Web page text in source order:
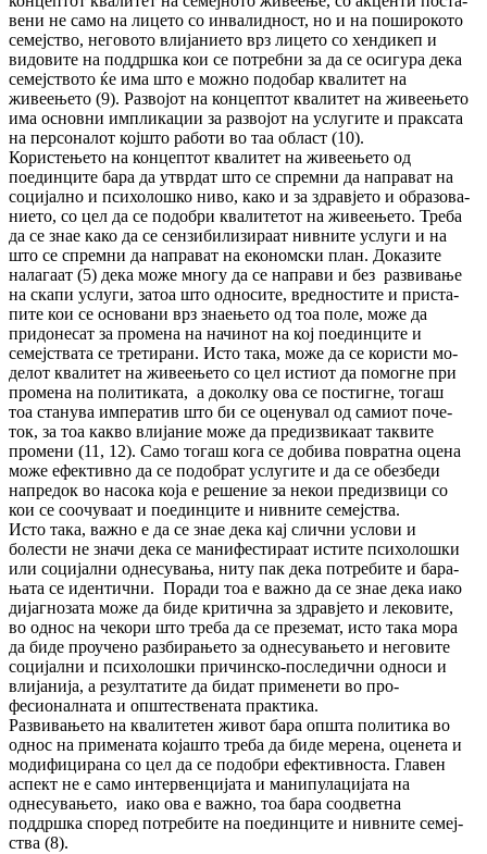
вени не само на лицето со инвалидност, но и на поширокото
семејство, неговото вли­ја­ние­то врз лицето со хендикеп и
видовите на под­дршка кои се потребни за да се осигура дека
семејството ќе има што е можно по­до­бар квалитет на
живеењето (9). Развојот на кон­цептот квалитет на живеењето
има ос­нов­ни импликации за развојот на услугите и прак­сата
на персоналот којшто работи во таа област (10).
Користењето на концептот квалитет на жи­вее­њето од
поединците бара да утврдат што се спремни да направат на
социјално и пси­хо­лошко ниво, како и за здравјето и об­ра­зо­ва­
нието, со цел да се подобри квалитетот на жи­веењето. Треба
да се знае како да се сен­зи­би­лизираат нивните услуги и на
што се спрем­ни да направат на економски план. До­ка­зи­те
налагаат (5) дека може многу да се на­прави и без развивање
на скапи услуги, за­тоа што односите, вредностите и при­ста­
пи­те кои се основани врз знаењето од тоа по­ле, може да
придонесат за промена на на­чи­нот на кој поединците и
семејствата се тре­тирани. Исто така, може да се користи мо­
делот квалитет на живеењето со цел ис­ти­от да помогне при
промена на политиката, а до­колку ова се постигне, тогаш
тоа станува им­ператив што би се оценувал од самиот по­че­
ток, за тоа какво влијание може да пре­диз­ви­каат таквите
промени (11, 12). Само тогаш кога се добива повратна оцена
може ефек­тив­но да се подобрат услугите и да се обез­бе­ди
напредок во насока која е решение за не­кои предизвици со
кои се соочуваат и поед­инците и нивните семејства.
Исто така, важно е да се знае дека кај слични ус­лови и
болести не значи дека се ма­ни­фес­ти­раат истите психолошки
или социјални од­не­сувања, ниту пак дека потребите и ба­ра­
ња­та се идентични. Поради тоа е важно да се знае дека иако
дијагнозата може да биде кри­тична за здравјето и лековите,
во однос на чекори што треба да се преземат, исто така мора
да биде проучено разбирањето за од­не­сувањето и неговите
социјални и пси­хо­лош­ки причинско-последични односи и
вли­ја­ни­ја, а резултатите да бидат применети во про­
фесионалната и општествената практика.
Раз­вивањето на квалитетен живот бара оп­шта политика во
однос на примената која­што треба да биде мерена, оценета и
мо­ди­фи­цирана со цел да се подобри ефек­тив­нос­та. Главен
аспект не е само интервенцијата и ма­ни­пулацијата на
однесувањето, иако ова е важ­но, тоа бара соодветна
поддршка според по­требите на поединците и нивните се­меј­
ства (8).